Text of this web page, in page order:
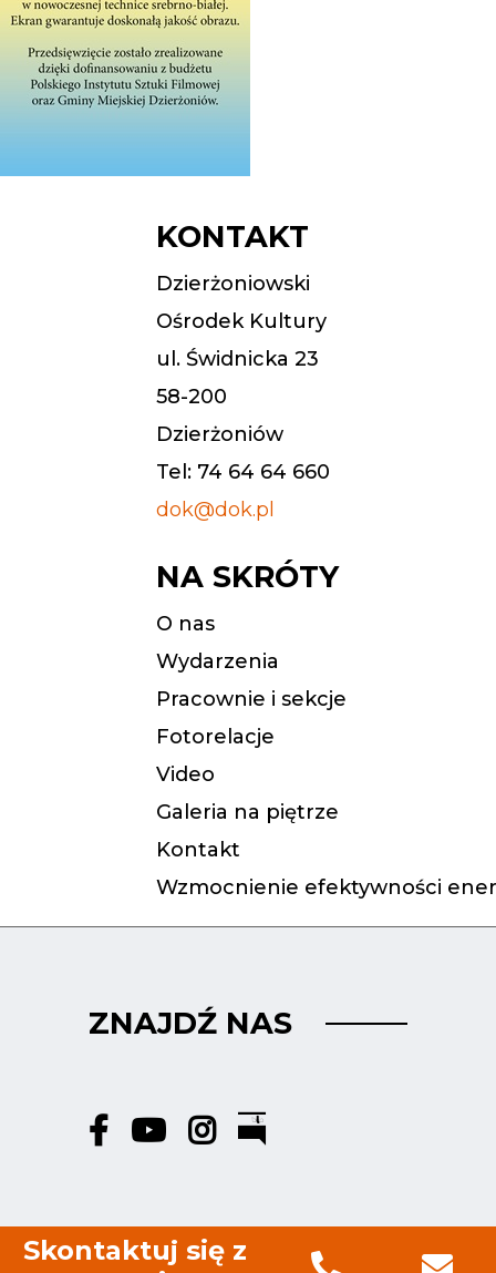
KONTAKT
Dzierżoniowski
Ośrodek Kultury
ul. Świdnicka 23
58-200
Dzierżoniów
Tel: 74 64 64 660
dok@dok.pl
NA SKRÓTY
O nas
Wydarzenia
Pracownie i sekcje
Fotorelacje
Video
Galeria na piętrze
Kontakt
Wzmocnienie efektywności
ZNAJDŹ NAS
Skontaktuj się z